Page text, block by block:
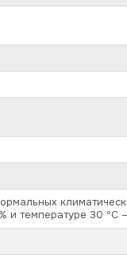
и температуре 30 ºС –